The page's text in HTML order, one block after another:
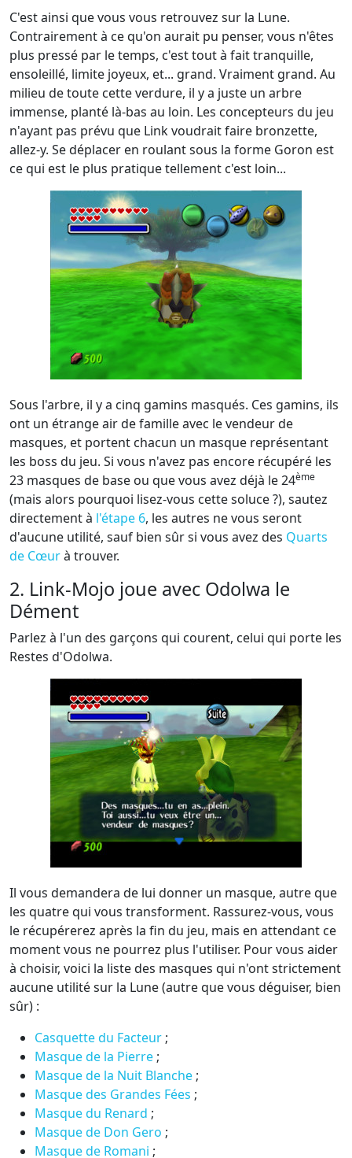
C'est ainsi que vous vous retrouvez sur la Lune.
Contrairement à ce qu'on aurait pu penser, vous n'êtes
plus pressé par le temps, c'est tout à fait tranquille,
ensoleillé, limite joyeux, et... grand. Vraiment grand. Au
milieu de toute cette verdure, il y a juste un arbre
immense, planté là-bas au loin. Les concepteurs du jeu
n'ayant pas prévu que Link voudrait faire bronzette,
allez-y. Se déplacer en roulant sous la forme Goron est
ce qui est le plus pratique tellement c'est loin...
Sous l'arbre, il y a cinq gamins masqués. Ces gamins, ils
ont un étrange air de famille avec le vendeur de
masques, et portent chacun un masque représentant
les boss du jeu. Si vous n'avez pas encore récupéré les
23 masques de base ou que vous avez déjà le 24ème
(mais alors pourquoi lisez-vous cette soluce ?), sautez
directement à l'étape 6, les autres ne vous seront
d'aucune utilité, sauf bien sûr si vous avez des Quarts
de Cœurà trouver.
2. Link-Mojo joue avec Odolwa le
Dément
Parlez à l'un des garçons qui courent, celui qui porte les
Restes d'Odolwa.
Il vous demandera de lui donner un masque, autre que
les quatre qui vous transforment. Rassurez-vous, vous
le récupérerez après la fin du jeu, mais en attendant ce
moment vous ne pourrez plus l'utiliser. Pour vous aider
à choisir, voici la liste des masques qui n'ont strictement
aucune utilité sur la Lune (autre que vous déguiser, bien
sûr) :
Casquette du Facteur ;
Masque de la Pierre ;
Masque de la Nuit Blanche ;
Masque des Grandes Fées ;
Masque du Renard ;
Masque de Don Gero ;
Masque de Romani ;